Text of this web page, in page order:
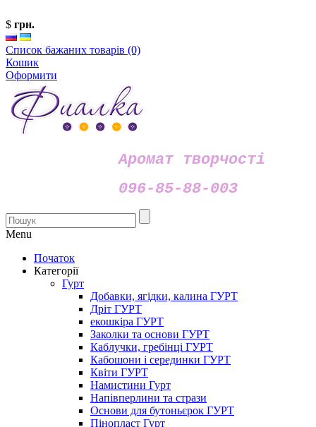
$ грн.
Список бажаних товарів (0)
Кошик
Оформити
Аромат творчості
096-85-88-003
Menu
Початок
Категорії
Гурт
Добавки, ягідки, калина ГУРТ
Дріт ГУРТ
екошкіра ГУРТ
Заколки та основи ГУРТ
Каблучки, гребінці ГУРТ
Кабошони і серединки ГУРТ
Квіти ГУРТ
Намистини Гурт
Напівперлини та стрази
Основи для бутоньєрок ГУРТ
Пінопласт Гурт